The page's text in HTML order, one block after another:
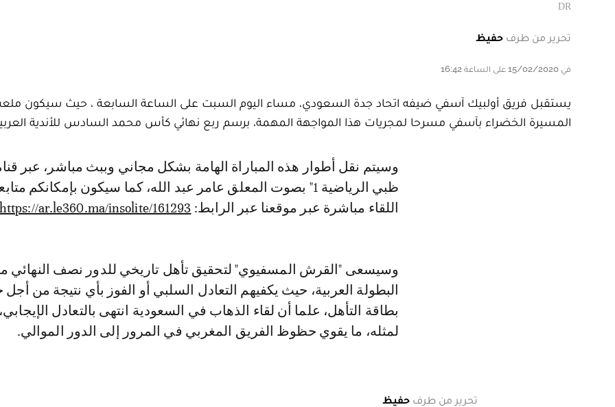
DR
تحرير من طرف حفيظ
في 15/02/2020 على الساعة 16:42
يستقبل فريق أولبيك آسفي ضيفه اتحاد جدة السعودي، مساء اليوم السبت على الساعة السابعة ، حيث سيكون
المسيرة الخضراء بآسفي مسرحا لمجريات هذا المواجهة المهمة، برسم ربع نهائي كأس محمد السادس للأندية
وسيتم نقل أطوار هذه المباراة الهامة بشكل مجاني وببث مباشر، عبر قناة "أبو
ظبي الرياضية 1" بصوت المعلق عامر عبد الله، كما سيكون بإمكانكم
اللقاء مباشرة عبر موقعنا عبر الرابط: ar.le360.ma/insolite/161293
وسيسعى "القرش المسفيوي" لتحقيق تأهل تاريخي للدور نصف النهائي
البطولة العربية، حيث يكفيهم التعادل السلبي أو الفوز بأي نتيجة من
بطاقة التأهل، علما أن لقاء الذهاب في السعودية انتهى بالتعادل
لمثله، ما يقوي حظوظ الفريق المغربي في المرور إلى الدور الموالي.
تحرير من طرف حفيظ